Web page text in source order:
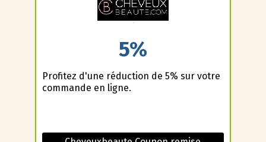
5%
Profitez d'une réduction de 5% sur votre
commande en ligne.